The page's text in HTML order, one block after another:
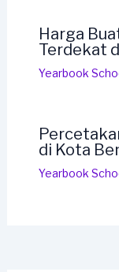
Harga
Terdekat
Yearbook
di Kota
Yearbook